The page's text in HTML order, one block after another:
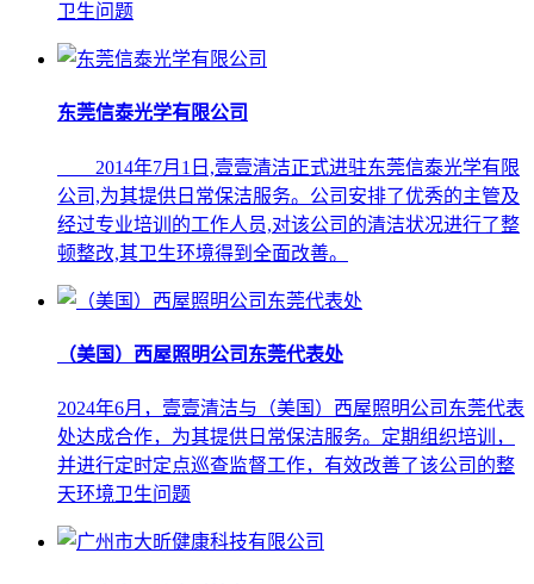
卫生问题
东莞信泰光学有限公司
2014年7月1日,壹壹清洁正式进驻东莞信泰光学有限
公司,为其提供日常保洁服务。公司安排了优秀的主管及
经过专业培训的工作人员,对该公司的清洁状况进行了整
顿整改,其卫生环境得到全面改善。
（美国）西屋照明公司东莞代表处
2024年6月，壹壹清洁与（美国）西屋照明公司东莞代表
处达成合作，为其提供日常保洁服务。定期组织培训，
并进行定时定点巡查监督工作，有效改善了该公司的整
天环境卫生问题